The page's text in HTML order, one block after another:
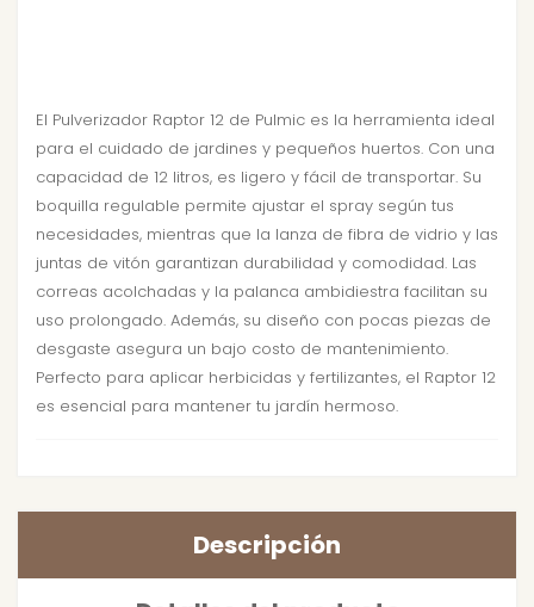
El Pulverizador Raptor 12 de Pulmic es la herramienta ideal
para el cuidado de jardines y pequeños huertos. Con una
capacidad de 12 litros, es ligero y fácil de transportar. Su
boquilla regulable permite ajustar el spray según tus
necesidades, mientras que la lanza de fibra de vidrio y las
juntas de vitón garantizan durabilidad y comodidad. Las
correas acolchadas y la palanca ambidiestra facilitan su
uso prolongado. Además, su diseño con pocas piezas de
desgaste asegura un bajo costo de mantenimiento.
Perfecto para aplicar herbicidas y fertilizantes, el Raptor 12
es esencial para mantener tu jardín hermoso.
Descripción